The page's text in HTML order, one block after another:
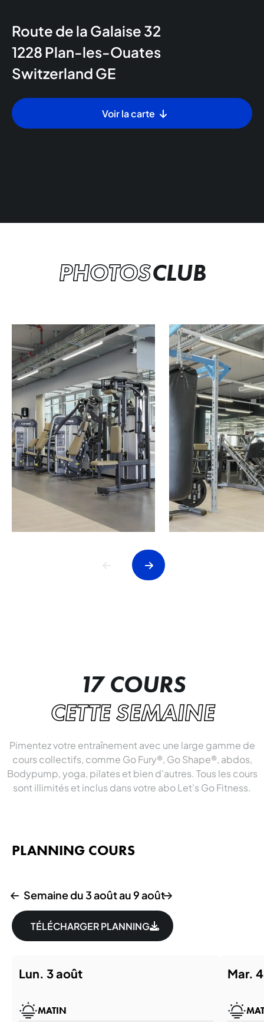
Route de la Galaise 32
1228 Plan-les-Ouates
Switzerland GE
Voir la carte
PHOTOSCLUB
17 COURS
CETTE SEMAINE
Pimentez votre entraînement avec une large gamme de
cours collectifs, comme Go Fury®, Go Shape®, abdos,
Bodypump, yoga, pilates et bien d'autres. Tous les cours
sont illimités et inclus dans votre abo Let's Go Fitness.
PLANNING COURS
Semaine du 3 août au 9 août
TÉLÉCHARGER PLANNING
lun. 3 août
MATIN
mar.